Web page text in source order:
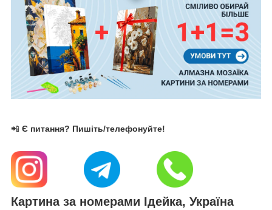
📲 Є питання? Пишіть/телефонуйте!
Картина за номерами Ідейка, Україна